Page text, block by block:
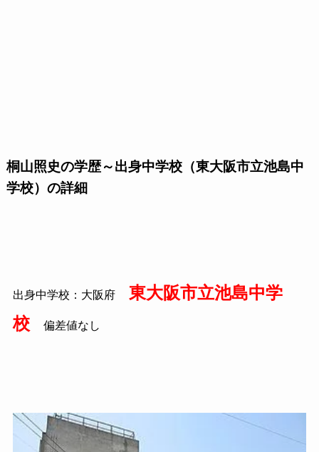
桐山照史の学歴～出身中学校（東大阪市立池島中
学校）の詳細
出身中学校：大阪府
東大阪市立池島中学
校
偏差値なし